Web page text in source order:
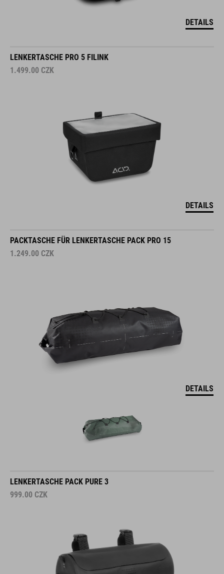
DETAILS
LENKERTASCHE PRO 5 FILINK
1.499.00 CZK
DETAILS
PACKTASCHE FÜR LENKERTASCHE PACK PRO 15
1.249.00 CZK
DETAILS
LENKERTASCHE PACK PURE 3
999.00 CZK